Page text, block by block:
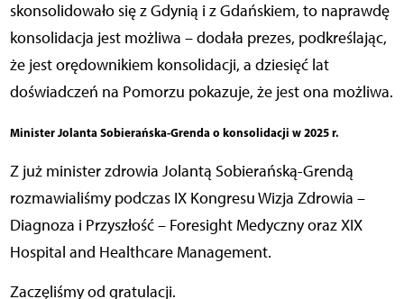
skonsolidowało się z Gdynią i z Gdańskiem, to naprawdę
konsolidacja jest możliwa – dodała prezes, podkreślając,
że jest orędownikiem konsolidacji, a dziesięć lat
doświadczeń na Pomorzu pokazuje, że jest ona możliwa.
Minister Jolanta Sobierańska-Grenda o konsolidacji w 2025 r.
Z już minister zdrowia Jolantą Sobierańską-Grendą
rozmawialiśmy podczas IX Kongresu Wizja Zdrowia –
Diagnoza i Przyszłość – Foresight Medyczny oraz XIX
Hospital and Healthcare Management.
Zaczęliśmy od gratulacji.